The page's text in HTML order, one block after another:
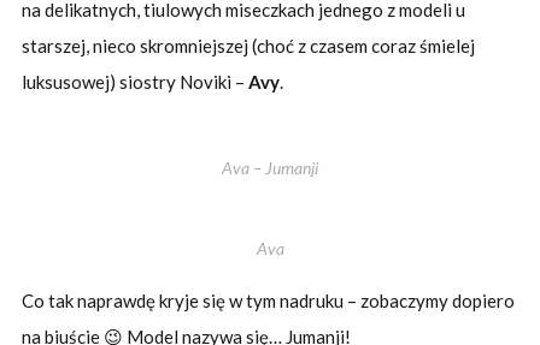
na delikatnych, tiulowych miseczkach jednego z modeli u
starszej, nieco skromniejszej (choć z czasem coraz śmielej
luksusowej) siostry Noviki – Avy.
Ava – Jumanji
Ava
Co tak naprawdę kryje się w tym nadruku – zobaczymy dopiero
na biuście 😉 Model nazywa się… Jumanji!